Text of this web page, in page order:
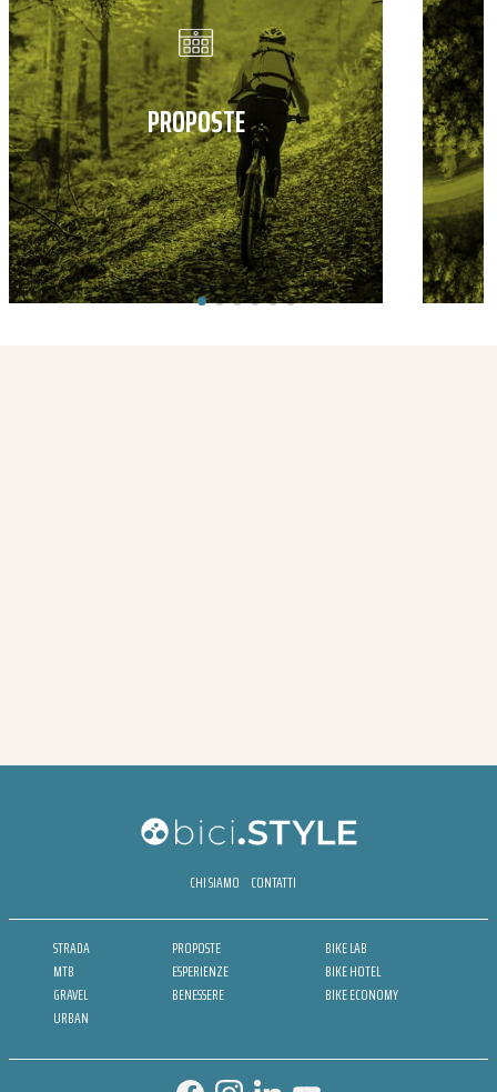
PROPOSTE
CHI SIAMO CONTATTI
STRADA
MTB
GRAVEL
URBAN
PROPOSTE
ESPERIENZE
BENESSERE
BIKE LAB
BIKE HOTEL
BIKE ECONOMY